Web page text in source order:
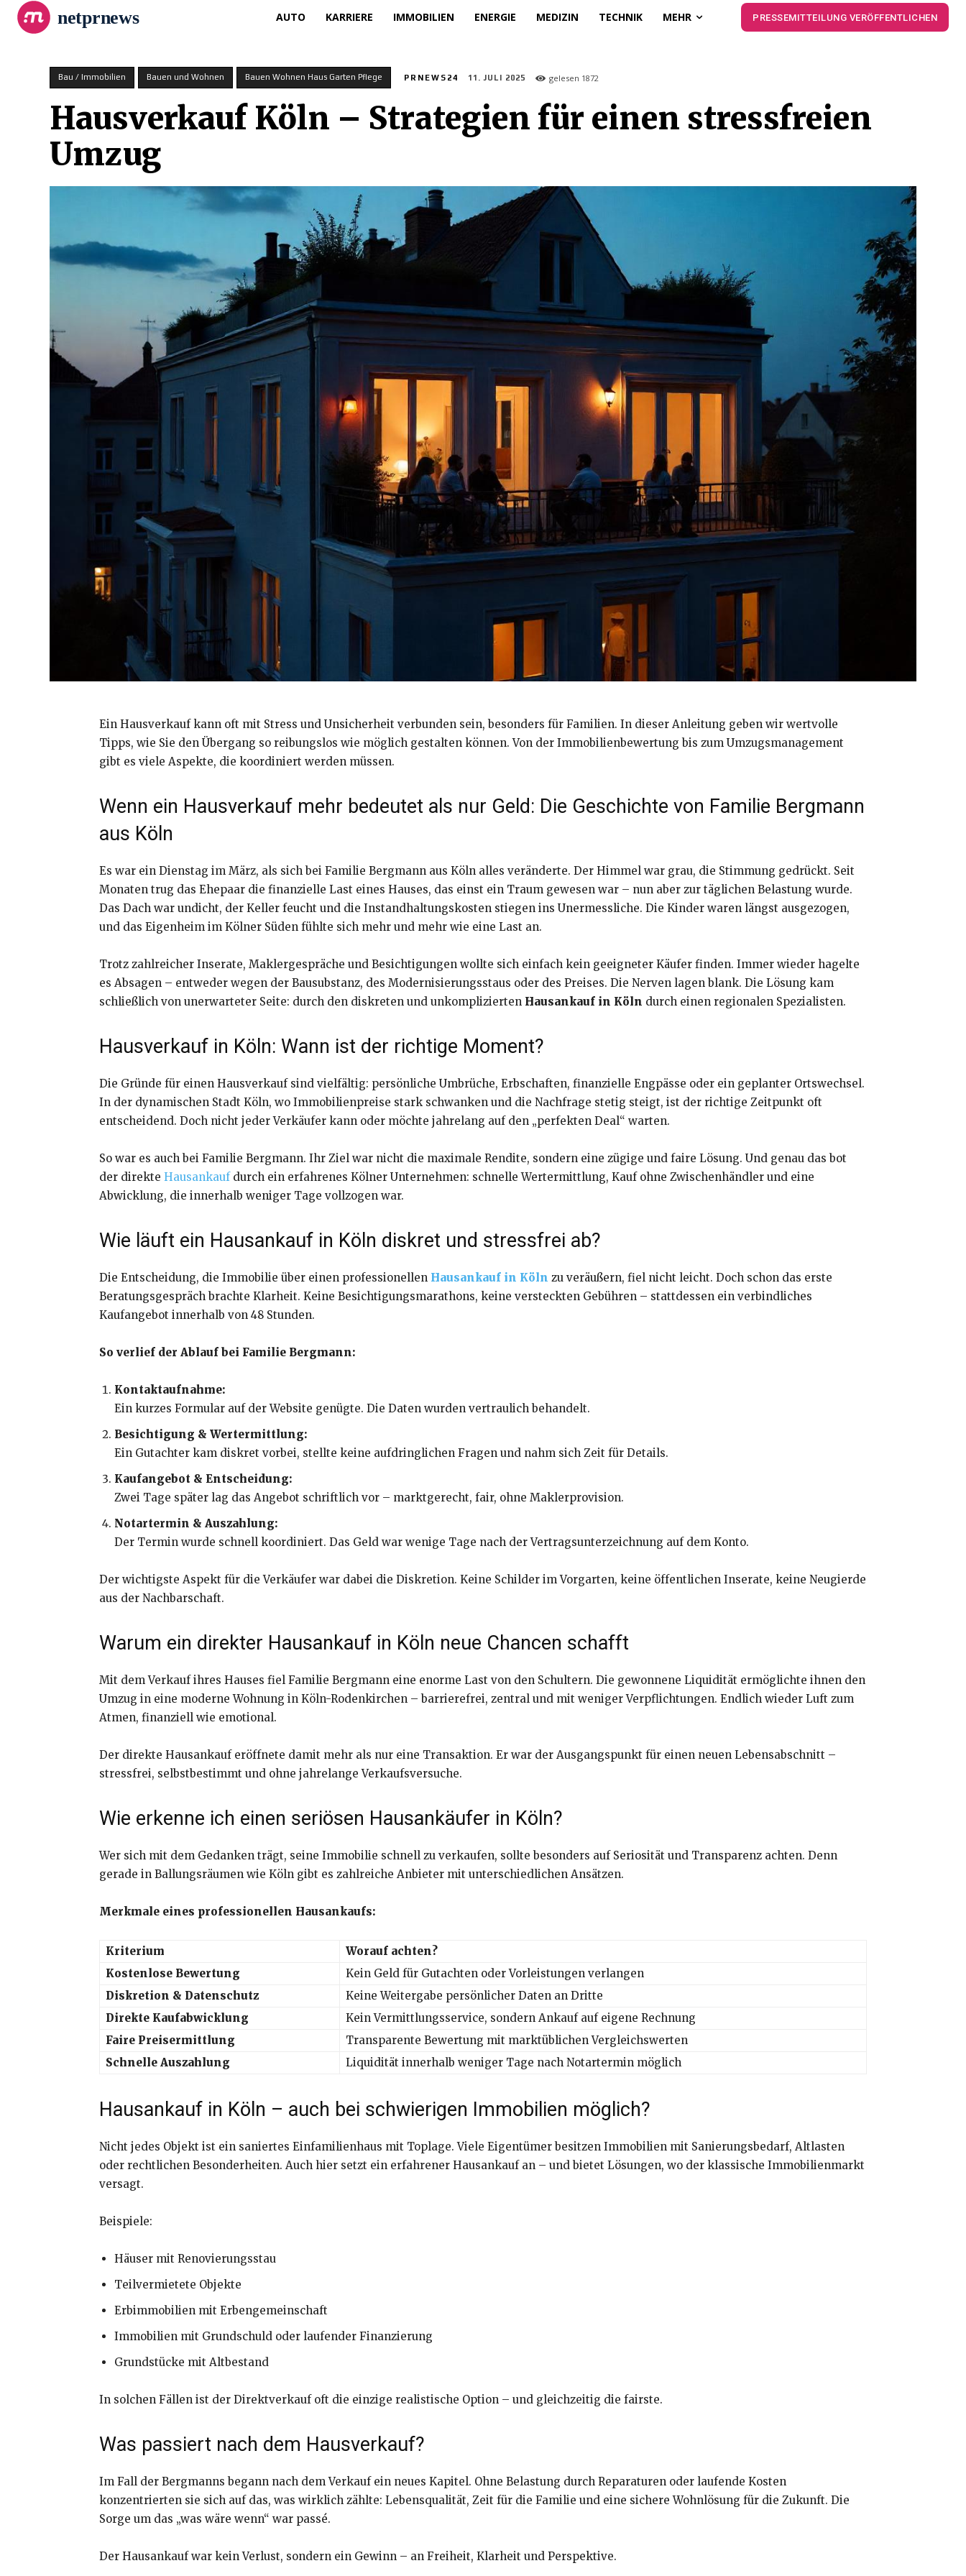
netprnews AUTO KARRIERE IMMOBILIEN ENERGIE MEDIZIN TECHNIK MEHR PRESSEMITTEILUNG VERÖFFENTLICHEN
Bau / Immobilien Bauen und Wohnen Bauen Wohnen Haus Garten Pflege PRNEWS24 11. JULI 2025 gelesen 1872
Hausverkauf Köln – Strategien für einen stressfreien
Umzug
Ein Hausverkauf kann oft mit Stress und Unsicherheit verbunden sein, besonders für Familien. In dieser Anleitung geben wir wertvolle
Tipps, wie Sie den Übergang so reibungslos wie möglich gestalten können. Von der Immobilienbewertung bis zum Umzugsmanagement
gibt es viele Aspekte, die koordiniert werden müssen.
Wenn ein Hausverkauf mehr bedeutet als nur Geld: Die Geschichte von Familie Bergmann
aus Köln
Es war ein Dienstag im März, als sich bei Familie Bergmann aus Köln alles veränderte. Der Himmel war grau, die Stimmung gedrückt. Seit
Monaten trug das Ehepaar die finanzielle Last eines Hauses, das einst ein Traum gewesen war – nun aber zur täglichen Belastung wurde.
Das Dach war undicht, der Keller feucht und die Instandhaltungskosten stiegen ins Unermessliche. Die Kinder waren längst ausgezogen,
und das Eigenheim im Kölner Süden fühlte sich mehr und mehr wie eine Last an.
Trotz zahlreicher Inserate, Maklergespräche und Besichtigungen wollte sich einfach kein geeigneter Käufer finden. Immer wieder hagelte
es Absagen – entweder wegen der Bausubstanz, des Modernisierungsstaus oder des Preises. Die Nerven lagen blank. Die Lösung kam
schließlich von unerwarteter Seite: durch den diskreten und unkomplizierten Hausankauf in Köln durch einen regionalen Spezialisten.
Hausverkauf in Köln: Wann ist der richtige Moment?
Die Gründe für einen Hausverkauf sind vielfältig: persönliche Umbrüche, Erbschaften, finanzielle Engpässe oder ein geplanter Ortswechsel.
In der dynamischen Stadt Köln, wo Immobilienpreise stark schwanken und die Nachfrage stetig steigt, ist der richtige Zeitpunkt oft
entscheidend. Doch nicht jeder Verkäufer kann oder möchte jahrelang auf den „perfekten Deal“ warten.
So war es auch bei Familie Bergmann. Ihr Ziel war nicht die maximale Rendite, sondern eine zügige und faire Lösung. Und genau das bot
der direkte Hausankauf durch ein erfahrenes Kölner Unternehmen: schnelle Wertermittlung, Kauf ohne Zwischenhändler und eine
Abwicklung, die innerhalb weniger Tage vollzogen war.
Wie läuft ein Hausankauf in Köln diskret und stressfrei ab?
Die Entscheidung, die Immobilie über einen professionellen Hausankauf in Köln zu veräußern, fiel nicht leicht. Doch schon das erste
Beratungsgespräch brachte Klarheit. Keine Besichtigungsmarathons, keine versteckten Gebühren – stattdessen ein verbindliches
Kaufangebot innerhalb von 48 Stunden.
So verlief der Ablauf bei Familie Bergmann:
Kontaktaufnahme:
Ein kurzes Formular auf der Website genügte. Die Daten wurden vertraulich behandelt.
Besichtigung & Wertermittlung:
Ein Gutachter kam diskret vorbei, stellte keine aufdringlichen Fragen und nahm sich Zeit für Details.
Kaufangebot & Entscheidung:
Zwei Tage später lag das Angebot schriftlich vor – marktgerecht, fair, ohne Maklerprovision.
Notartermin & Auszahlung:
Der Termin wurde schnell koordiniert. Das Geld war wenige Tage nach der Vertragsunterzeichnung auf dem Konto.
Der wichtigste Aspekt für die Verkäufer war dabei die Diskretion. Keine Schilder im Vorgarten, keine öffentlichen Inserate, keine Neugierde
aus der Nachbarschaft.
Warum ein direkter Hausankauf in Köln neue Chancen schafft
Mit dem Verkauf ihres Hauses fiel Familie Bergmann eine enorme Last von den Schultern. Die gewonnene Liquidität ermöglichte ihnen den
Umzug in eine moderne Wohnung in Köln-Rodenkirchen – barrierefrei, zentral und mit weniger Verpflichtungen. Endlich wieder Luft zum
Atmen, finanziell wie emotional.
Der direkte Hausankauf eröffnete damit mehr als nur eine Transaktion. Er war der Ausgangspunkt für einen neuen Lebensabschnitt –
stressfrei, selbstbestimmt und ohne jahrelange Verkaufsversuche.
Wie erkenne ich einen seriösen Hausankäufer in Köln?
Wer sich mit dem Gedanken trägt, seine Immobilie schnell zu verkaufen, sollte besonders auf Seriosität und Transparenz achten. Denn
gerade in Ballungsräumen wie Köln gibt es zahlreiche Anbieter mit unterschiedlichen Ansätzen.
Merkmale eines professionellen Hausankaufs:
Kriterium
Worauf achten?
Kostenlose Bewertung
Kein Geld für Gutachten oder Vorleistungen verlangen
Diskretion & Datenschutz
Keine Weitergabe persönlicher Daten an Dritte
Direkte Kaufabwicklung
Kein Vermittlungsservice, sondern Ankauf auf eigene Rechnung
Faire Preisermittlung
Transparente Bewertung mit marktüblichen Vergleichswerten
Schnelle Auszahlung
Liquidität innerhalb weniger Tage nach Notartermin möglich
Hausankauf in Köln – auch bei schwierigen Immobilien möglich?
Nicht jedes Objekt ist ein saniertes Einfamilienhaus mit Toplage. Viele Eigentümer besitzen Immobilien mit Sanierungsbedarf, Altlasten
oder rechtlichen Besonderheiten. Auch hier setzt ein erfahrener Hausankauf an – und bietet Lösungen, wo der klassische Immobilienmarkt
versagt.
Beispiele:
Häuser mit Renovierungsstau
Teilvermietete Objekte
Erbimmobilien mit Erbengemeinschaft
Immobilien mit Grundschuld oder laufender Finanzierung
Grundstücke mit Altbestand
In solchen Fällen ist der Direktverkauf oft die einzige realistische Option – und gleichzeitig die fairste.
Was passiert nach dem Hausverkauf?
Im Fall der Bergmanns begann nach dem Verkauf ein neues Kapitel. Ohne Belastung durch Reparaturen oder laufende Kosten
konzentrierten sie sich auf das, was wirklich zählte: Lebensqualität, Zeit für die Familie und eine sichere Wohnlösung für die Zukunft. Die
Sorge um das „was wäre wenn“ war passé.
Der Hausankauf war kein Verlust, sondern ein Gewinn – an Freiheit, Klarheit und Perspektive.